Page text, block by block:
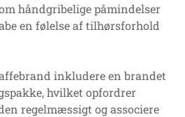
håndgribelige påmindelser
en følelse af tilhørsforhold
inkludere en brandet
hvilket opfordrer
regelmæssigt og associere